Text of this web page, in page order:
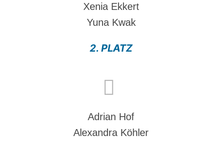
Xenia Ekkert
Yuna Kwak
2. PLATZ
Adrian Hof
Alexandra Köhler